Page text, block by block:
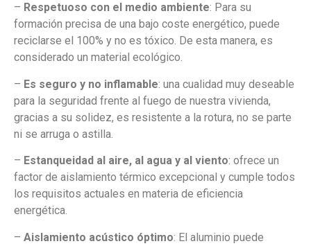
– Respetuoso con el medio ambiente: Para su
formación precisa de una bajo coste energético, puede
reciclarse el 100% y no es tóxico. De esta manera, es
considerado un material ecológico.
– Es seguro y no inflamable: una cualidad muy deseable
para la seguridad frente al fuego de nuestra vivienda,
gracias a su solidez, es resistente a la rotura, no se parte
ni se arruga o astilla.
– Estanqueidad al aire, al agua y al viento: ofrece un
factor de aislamiento térmico excepcional y cumple todos
los requisitos actuales en materia de eficiencia
energética.
– Aislamiento acústico óptimo: El aluminio puede